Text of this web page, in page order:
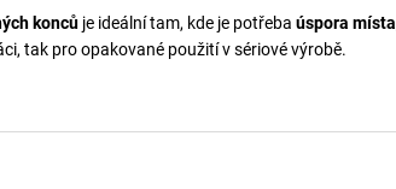
konců je ideální tam, kde je potřeba úspora místa
tak pro opakované použití v sériové výrobě.